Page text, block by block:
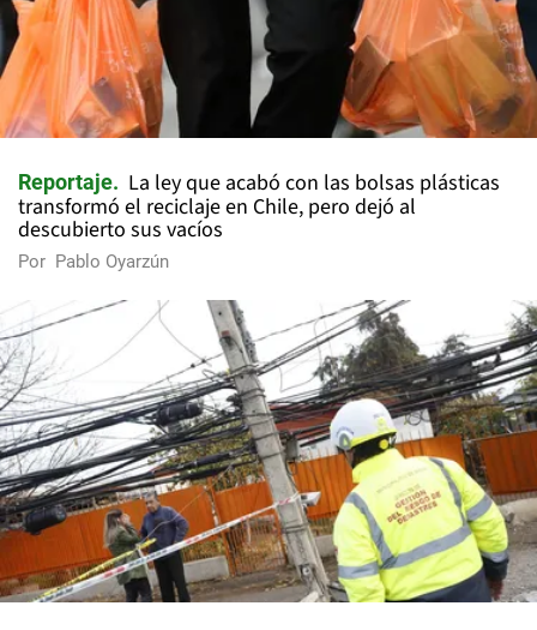
Reportaje
La ley que acabó con las bolsas plásticas
transformó el reciclaje en Chile, pero dejó al
descubierto sus vacíos
Por Pablo Oyarzún